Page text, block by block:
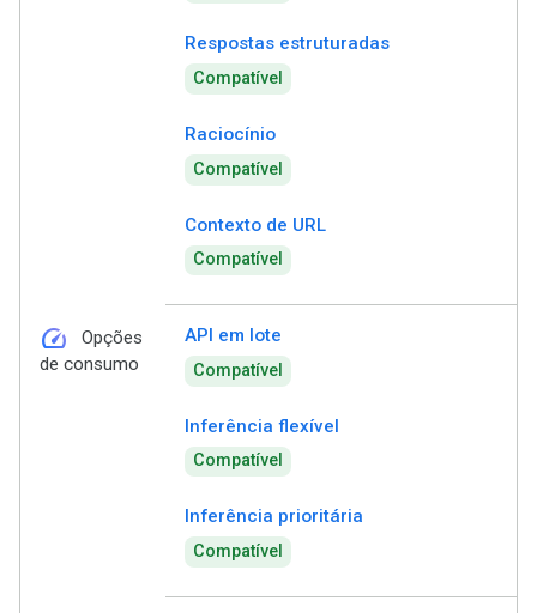
Respostas estruturadas
Compatível
Raciocínio
Compatível
Contexto de URL
Compatível
speed
Opções
de consumo
API em lote
Compatível
Inferência flexível
Compatível
Inferência prioritária
Compatível